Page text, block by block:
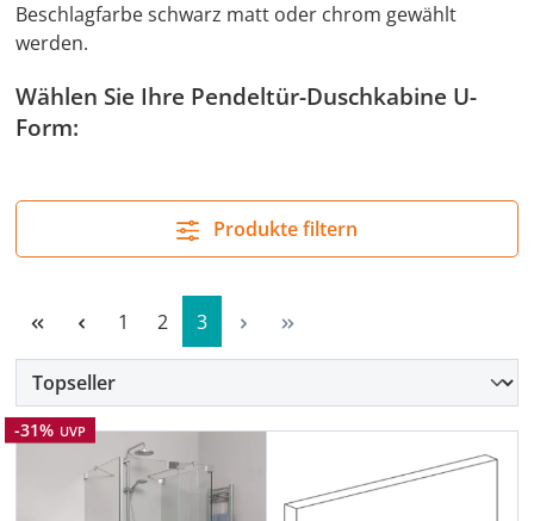
Beschlagfarbe schwarz matt oder chrom gewählt
werden.
Wählen Sie Ihre Pendeltür-Duschkabine U-
Form:
Produkte filtern
Seite
1 Seite
2 Seite
3
Rabatt
-31% UVP